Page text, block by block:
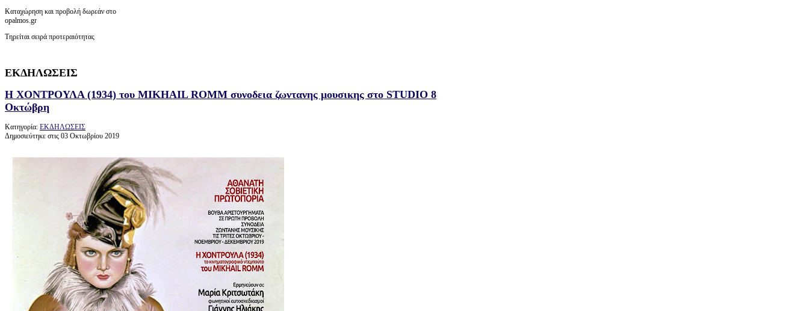
Καταχώρηση και προβολή δωρεάν στο
opalmos.gr
Τηρείται σειρά προτεραιότητας
ΕΚΔΗΛΩΣΕΙΣ
H ΧΟΝΤΡΟΥΛΑ (1934) του MIKHAIL ROMM συνοδεια ζωντανης μουσικης στο STUDIO 8
Οκτώβρη
Κατηγορία: ΕΚΔΗΛΩΣΕΙΣ
Δημοσιεύτηκε στις 03 Οκτωβρίου 2019